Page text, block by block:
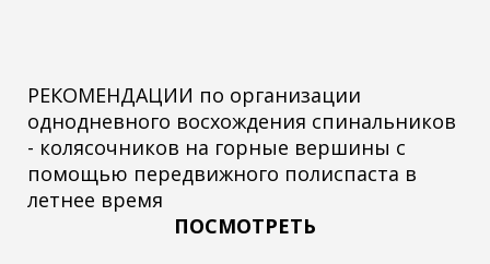
РЕКОМЕНДАЦИИ по организации
однодневного восхождения спинальников
- колясочников на горные вершины с
помощью передвижного полиспаста в
летнее время
ПОСМОТРЕТЬ